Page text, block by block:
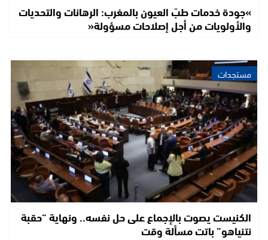
»جودة خدمات طبّ العيون بالمغرب: الرهانات والتحديات
والأولويات من أجل إصلاحات مسؤولة«
مستجدات
الكنيست يصوت بالإجماع على حل نفسه.. ونهاية “حقبة
نتنياهو” باتت مسألة وقت